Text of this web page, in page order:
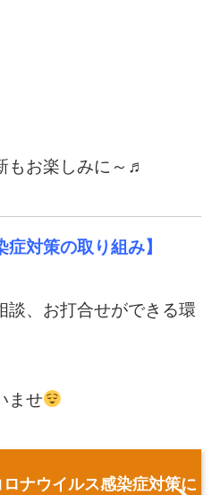
もお楽しみに～♬
症対策の取り組み】
談、お打合せができる環
ませ
ナウイルス感染症対策に